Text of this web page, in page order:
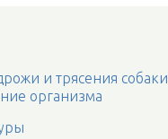
и трясения собаки
организма